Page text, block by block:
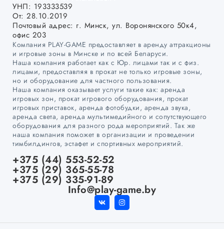
УНП: 193333539
От: 28.10.2019
Почтовый адрес: г. Минск, ул. Воронянского 50к4,
офис 203
Компания PLAY-GAME предоставляет в аренду аттракционы
и игровые зоны в Минске и по всей Беларуси.
Наша компания работает как с Юр. лицами так и с физ.
лицами, предоставляя в прокат не только игровые зоны,
но и оборудование для частного пользования.
Наша компания оказывает услуги такие как: аренда
игровых зон, прокат игрового оборудования, прокат
игровых приставок, аренда фотобудки, аренда звука,
аренда света, аренда мультимедийного и сопутствующего
оборудования для разного рода мероприятий. Так же
наша компания поможет в организации и проведении
тимбилдингов, эстафет и спортивных мероприятий.
+375 (44) 553-52-52
+375 (29) 365-55-78
+375 (29) 335-91-89
Info@play-game.by